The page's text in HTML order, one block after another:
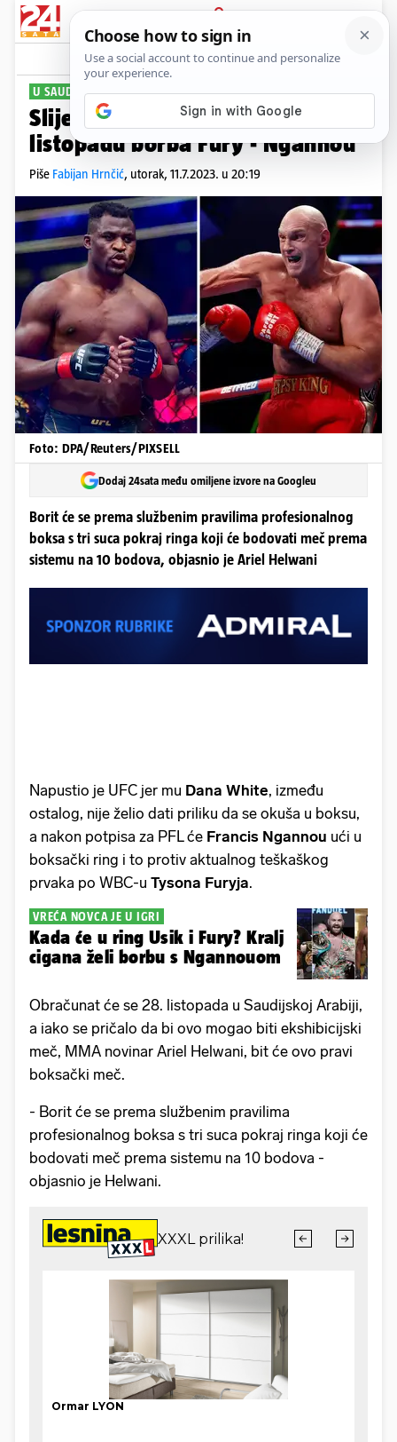
PRIJAVA
Sport Komentari
U SAUDIJSKOJ ARABIJI
Slijedi boksački spektakl: U
listopadu borba Fury - Ngannou
Piše Fabijan Hrnčić, utorak, 11.7.2023. u 20:19
Foto: DPA/Reuters/PIXSELL
Dodaj 24sata među omiljene izvore na Googleu
Borit će se prema službenim pravilima profesionalnog
boksa s tri suca pokraj ringa koji će bodovati meč prema
sistemu na 10 bodova, objasnio je Ariel Helwani
Napustio je UFC jer mu Dana White, između
ostalog, nije želio dati priliku da se okuša u boksu,
a nakon potpisa za PFL će Francis Ngannou ući u
boksački ring i to protiv aktualnog teškaškog
prvaka po WBC-u Tysona Furyja.
VREĆA NOVCA JE U IGRI
Kada će u ring Usik i Fury? Kralj
cigana želi borbu s Ngannouom
Obračunat će se 28. listopada u Saudijskoj Arabiji,
a iako se pričalo da bi ovo mogao biti ekshibicijski
meč, MMA novinar Ariel Helwani, bit će ovo pravi
boksački meč.
- Borit će se prema službenim pravilima
profesionalnog boksa s tri suca pokraj ringa koji će
bodovati meč prema sistemu na 10 bodova -
objasnio je Helwani.